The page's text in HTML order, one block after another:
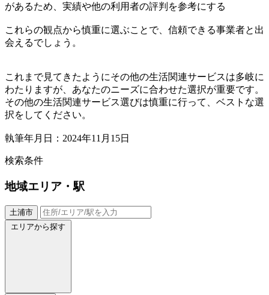
があるため、実績や他の利用者の評判を参考にする
これらの観点から慎重に選ぶことで、信頼できる事業者と出
会えるでしょう。
これまで見てきたようにその他の生活関連サービスは多岐に
わたりますが、あなたのニーズに合わせた選択が重要です。
その他の生活関連サービス選びは慎重に行って、ベストな選
択をしてください。
執筆年月日：2024年11月15日
検索条件
地域エリア・駅
土浦市
エリアから探す